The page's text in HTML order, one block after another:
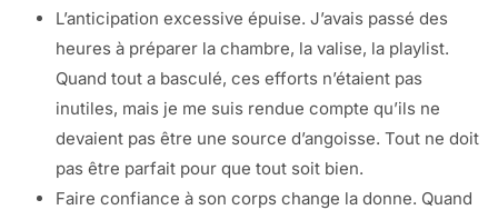
L’anticipation excessive épuise. J’avais passé des
heures à préparer la chambre, la valise, la playlist.
Quand tout a basculé, ces efforts n’étaient pas
inutiles, mais je me suis rendue compte qu’ils ne
devaient pas être une source d’angoisse. Tout ne doit
pas être parfait pour que tout soit bien.
Faire confiance à son corps change la donne. Quand